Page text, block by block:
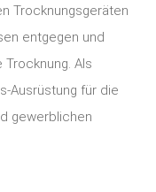
Trocknungsgeräten
entgegen und
Als
Ausrüstung für die
gewerblichen